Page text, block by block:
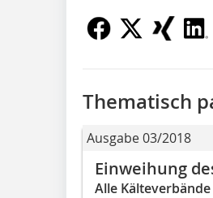
Thematisch
Ausgabe 03/2018
Einweihung
Alle